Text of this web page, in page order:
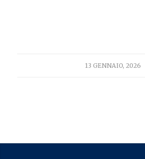
13 GENNAIO, 2026